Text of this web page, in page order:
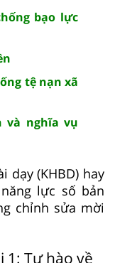
bạo lực
tệ nạn xã
và nghĩa vụ
dạy (KHBD) hay
lực số bản
chỉnh sửa mời
1: Tự hào về